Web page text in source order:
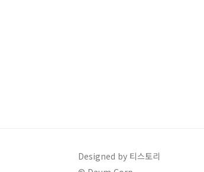
Designed by 티스토리